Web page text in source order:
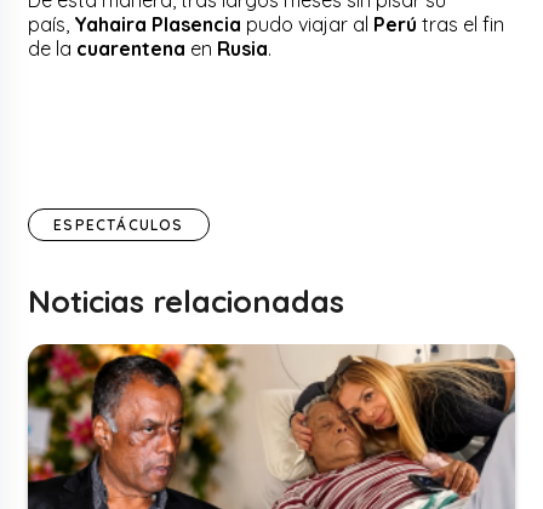
país, Yahaira Plasencia pudo viajar al Perútras el fin
de la cuarentena en Rusia.
ESPECTÁCULOS
Noticias relacionadas